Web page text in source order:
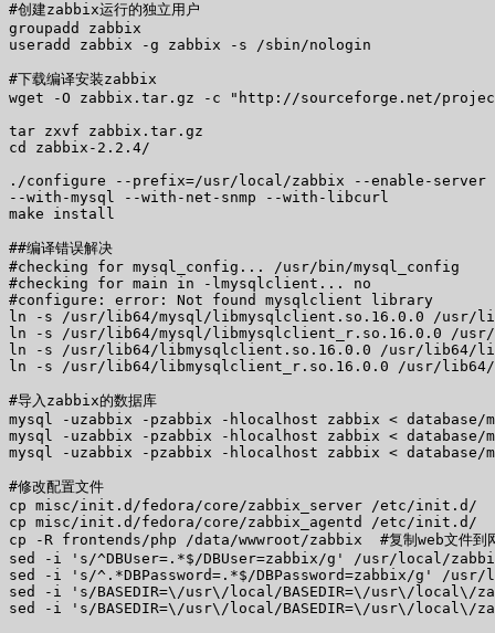
#创建zabbix运行的独立用户
groupadd zabbix
useradd zabbix -g zabbix -s /sbin/nologin
#下载编译安装zabbix
wget -O zabbix.tar.gz -c "http://sourceforge.net/
tar zxvf zabbix.tar.gz
cd zabbix-2.2.4/
./configure --prefix=/usr/local/zabbix --enable-server
--with-mysql --with-net-snmp --with-libcurl
make install
##编译错误解决
#checking for mysql_config... /usr/bin/mysql_config
#checking for main in -lmysqlclient... no
#configure: error: Not found mysqlclient library
ln -s /usr/lib64/mysql/libmysqlclient.so.16.0.0 /usr/
ln -s /usr/lib64/mysql/libmysqlclient_r.so.16.0.0 /
ln -s /usr/lib64/libmysqlclient.so.16.0.0 /usr/lib64/
ln -s /usr/lib64/libmysqlclient_r.so.16.0.0 /usr/lib64/
#导入zabbix的数据库
mysql -uzabbix -pzabbix -hlocalhost zabbix < database/
mysql -uzabbix -pzabbix -hlocalhost zabbix < database/
mysql -uzabbix -pzabbix -hlocalhost zabbix < database/
#修改配置文件
cp misc/init.d/fedora/core/zabbix_server /etc/init.d/
cp misc/init.d/fedora/core/zabbix_agentd /etc/init.d/
cp -R frontends/php /data/wwwroot/zabbix  #复制web文件到网
sed -i 's/^DBUser=.*$/DBUser=zabbix/g' /usr/local/
sed -i 's/^.*DBPassword=.*$/DBPassword=zabbix/g' /
sed -i 's/BASEDIR=\/usr\/local/BASEDIR=\/usr\/
sed -i 's/BASEDIR=\/usr\/local/BASEDIR=\/usr\/local\/